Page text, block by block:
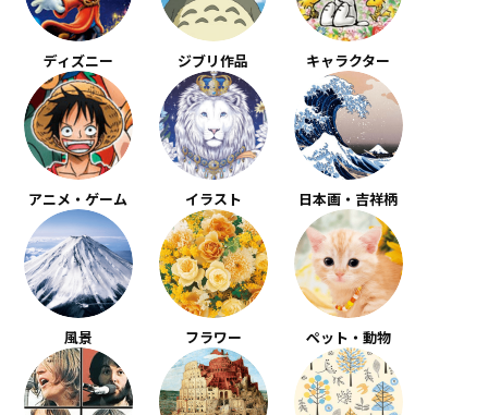
ディズニー ジブリ作品 キャラクター
アニメ・ゲーム イラスト 日本画・吉祥柄
風景 フラワー ペット・動物